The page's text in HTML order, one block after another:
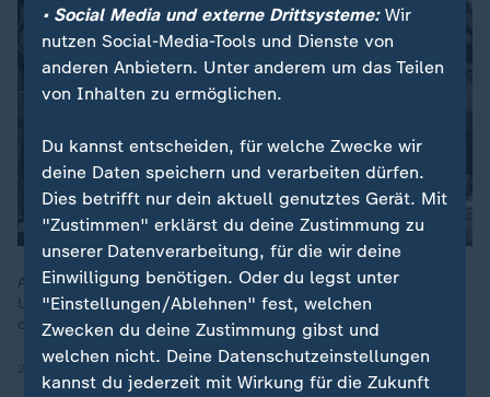
Armeechefs der NATO-Staaten beraten über die Lage in der
Ukraine. Ein zentrales Thema sind die Sicherheitsgarantien für
die Ukraine.
• Social Media und externe Drittsysteme:Wir
nutzen Social-Media-Tools und Dienste von
anderen Anbietern. Unter anderem um das Teilen
von Inhalten zu ermöglichen.
Du kannst entscheiden, für welche Zwecke wir
deine Daten speichern und verarbeiten dürfen.
Dies betrifft nur dein aktuell genutztes Gerät. Mit
"Zustimmen" erklärst du deine Zustimmung zu
unserer Datenverarbeitung, für die wir deine
Einwilligung benötigen. Oder du legst unter
"Einstellungen/Ablehnen" fest, welchen
Zwecken du deine Zustimmung gibst und
welchen nicht. Deine Datenschutzeinstellungen
kannst du jederzeit mit Wirkung für die Zukunft